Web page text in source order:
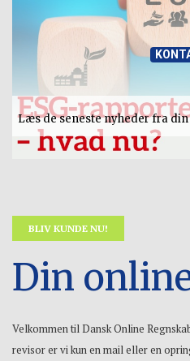
SE
Læs de seneste nyheder fra
BLIV KUNDE NU!
Din
Velkommen til Dansk Online
revisor er vi kun en mail eller en